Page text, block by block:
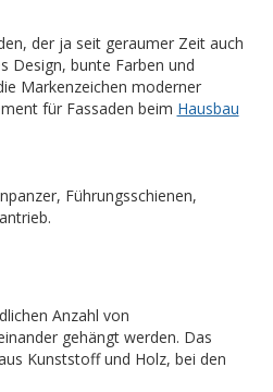
der ja seit geraumer Zeit auch
Design, bunte Farben und
Markenzeichen moderner
für Fassaden beim Hausbau
Führungsschienen,
Anzahl von
gehängt werden. Das
Kunststoff und Holz, bei den